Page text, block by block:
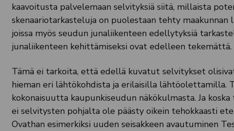
kaavoitusta palvelemaan selvityksiä siitä, millaista
skenaariotarkasteluja on puolestaan tehty
joissa myös seudun junaliikenteen edellytyksiä
junaliikenteen kehittämiseksi ovat edelleen tekemättä.
Tämä ei tarkoita, että edellä kuvatut selvitykset
hieman eri lähtökohdista ja erilaisilla lähtöolettamilla.
kokonaisuutta kaupunkiseudun näkökulmasta. Ja
ei selvitysten pohjalta ole päästy oikein tehokkaasti
Ovathan esimerkiksi uuden seisakkeen avautuminen